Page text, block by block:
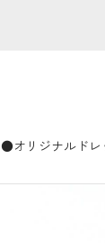
●オリジナルドレ